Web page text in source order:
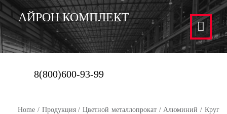
АЙРОН КОМПЛЕКТ
8(800)600-93-99
Home / Продукция/Цветной металлопрокат/Алюминий /Круг